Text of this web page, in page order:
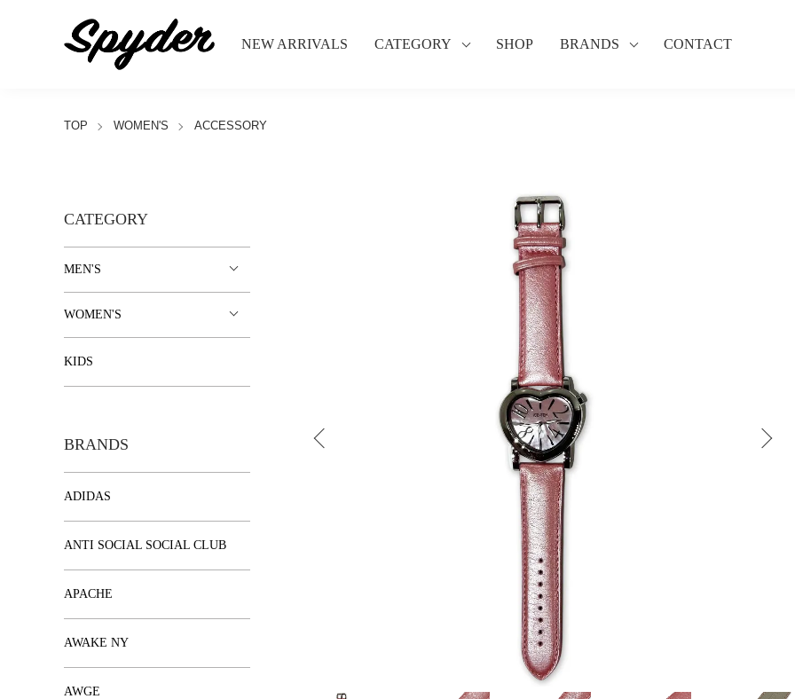
NEW ARRIVALS CATEGORY SHOP BRANDS CONTACT
TOP WOMEN'S ACCESSORY
CATEGORY
MEN'S
WOMEN'S
KIDS
BRANDS
ADIDAS
ANTI SOCIAL SOCIAL CLUB
APACHE
AWAKE NY
AWGE